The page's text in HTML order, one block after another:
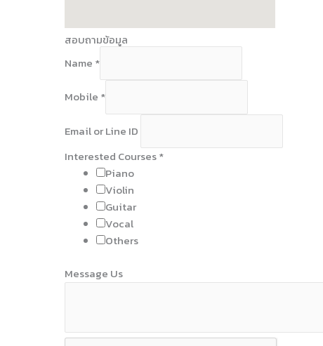
สอบถามข้อมูล
Name *
Mobile *
Email or Line ID
Interested Courses*
Piano
Violin
Guitar
Vocal
Others
Message Us